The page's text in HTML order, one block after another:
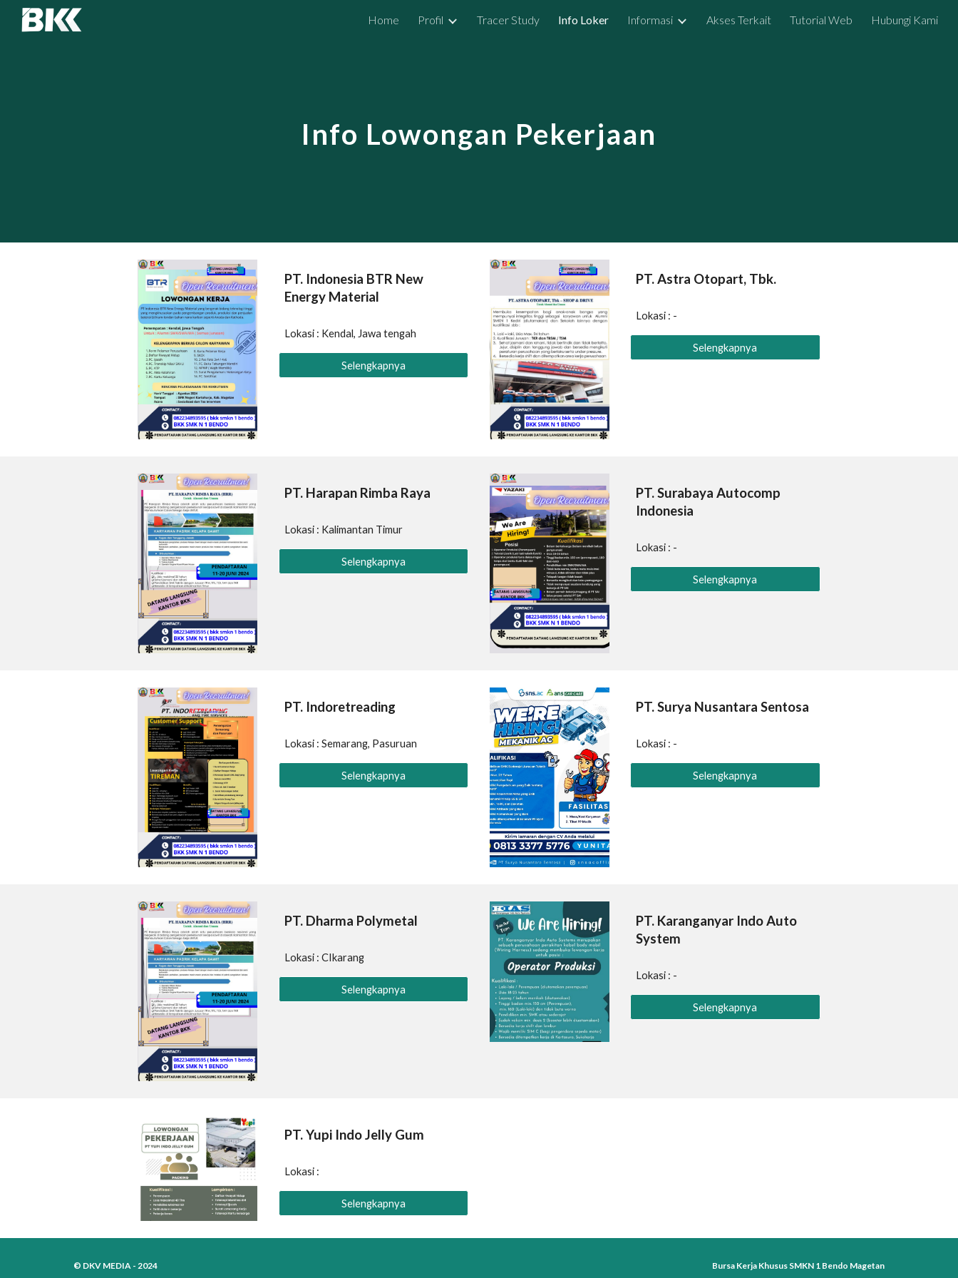
Skip to main content Skip to navigation
Home Profil Tracer Study Info Loker Informasi Akses Terkait Tutorial Web Hubungi Kami
Info Lowongan Pekerjaan
PT. Indonesia BTR New
Energy Material
Lokasi : Kendal, Jawa tengah
Selengkapnya
PT.Astra Otopart, Tbk.
Lokasi : -
Selengkapnya
PT. Harapan Rimba Raya
Lokasi : Kalimantan Timur
Selengkapnya
PT.Surabaya Autocomp
Indonesia
Lokasi : -
Selengkapnya
PT. Indoretreading
Lokasi : Semarang, Pasuruan
Selengkapnya
PT.Surya Nusantara Sentosa
Lokasi : -
Selengkapnya
PT. Dharma Polymetal
Lokasi : CIkarang
Selengkapnya
PT. Karanganyar Indo Auto
System
Lokasi : -
Selengkapnya
PT.Yupi Indo Jelly Gum
Lokasi :
Selengkapnya
© DKV MEDIA - 2024 Bursa Kerja Khusus SMKN 1 Bendo Magetan